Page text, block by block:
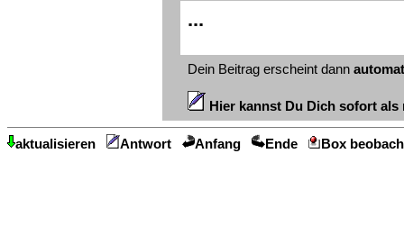
...
Dein Beitrag erscheint dann
Hier kannst Du Dich sofort
aktualisieren Antwort Anfang Ende Box